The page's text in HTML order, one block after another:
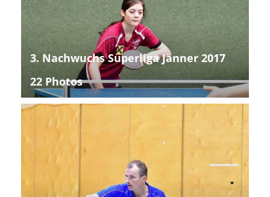
3. Nachwuchs Superliga Jänner 2017
22 Photos